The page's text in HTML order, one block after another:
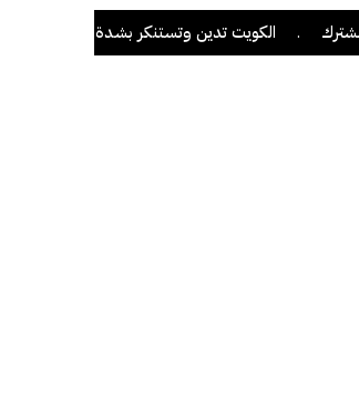
. الكويت تدين وتستنكر بشدة اعتداءات ميليشيا